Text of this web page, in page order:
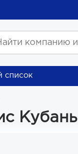
список
Кубань